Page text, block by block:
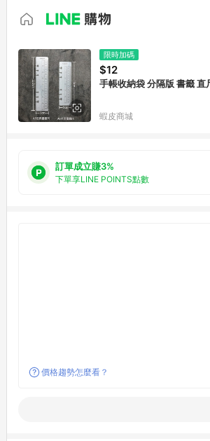
限時加碼
$12
蝦皮商城
訂單成立賺3%
下單享LINE POINTS點數
價格趨勢怎麼看？